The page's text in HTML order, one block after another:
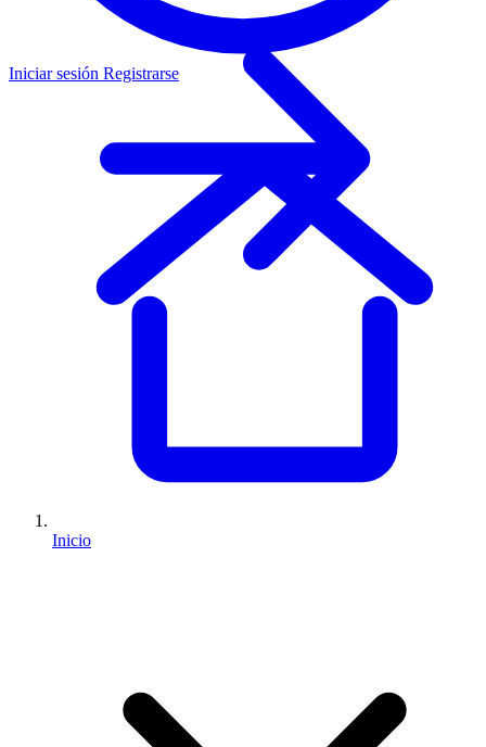
Iniciar sesión Registrarse
Inicio